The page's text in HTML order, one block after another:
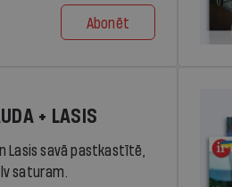
Abonēt
+ LASIS
Lasis savā pastkastītē,
saturam.